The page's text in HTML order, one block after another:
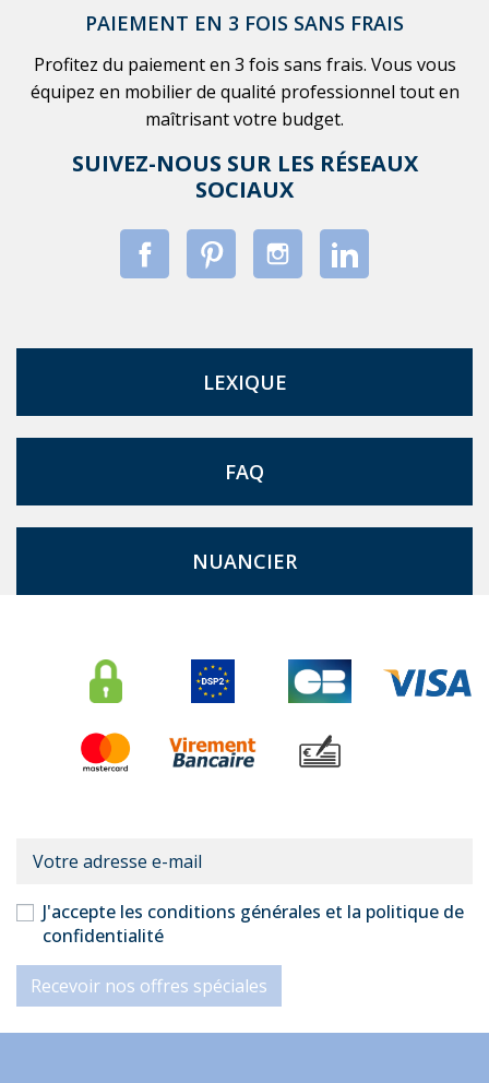
PAIEMENT EN 3 FOIS SANS FRAIS
Profitez du paiement en 3 fois sans frais. Vous vous
équipez en mobilier de qualité professionnel tout en
maîtrisant votre budget.
SUIVEZ-NOUS SUR LES RÉSEAUX
SOCIAUX
LEXIQUE
FAQ
NUANCIER
J'accepte les conditions générales et la politique de
confidentialité
Recevoir nos offres spéciales